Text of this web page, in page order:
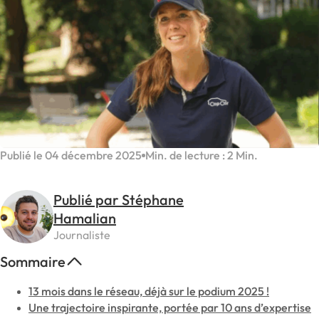
Publié le 04 décembre 2025 Min. de lecture : 2 Min.
Publié par Stéphane
Hamalian
Journaliste
Sommaire
13 mois dans le réseau, déjà sur le podium 2025 !
Une trajectoire inspirante, portée par 10 ans d’expertise